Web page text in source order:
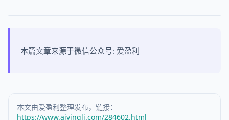
本篇文章来源于微信公众号: 爱盈利
本文由爱盈利整理发布，链接：
https://www.aiyingli.com/284602.html